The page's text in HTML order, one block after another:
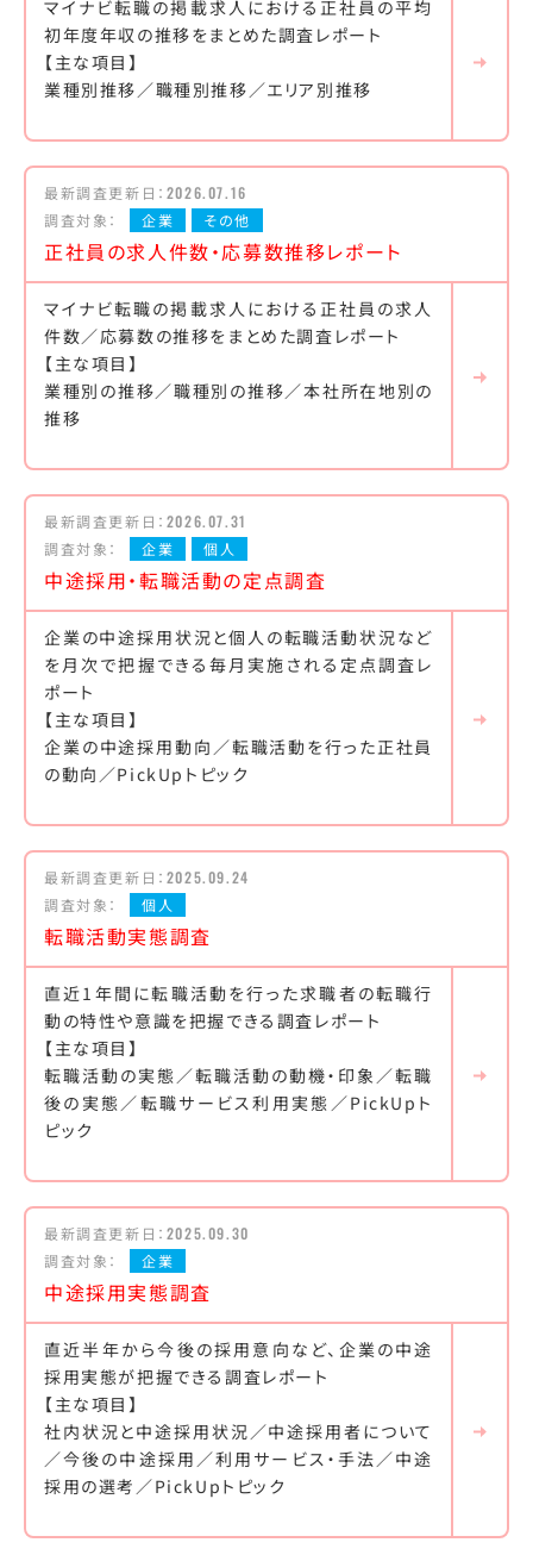
マイナビ転職の掲載求人における正社員の平均
初年度年収の推移をまとめた調査レポート
【主な項目】
業種別推移／職種別推移／エリア別推移
最新調査更新日： 2026.07.16
調査対象：
企業 その他
正社員の求人件数・応募数推移レポート
マイナビ転職の掲載求人における正社員の求人
件数／応募数の推移をまとめた調査レポート
【主な項目】
業種別の推移／職種別の推移／本社所在地別の
推移
最新調査更新日： 2026.07.31
調査対象：
企業 個人
中途採用・転職活動の定点調査
企業の中途採用状況と個人の転職活動状況など
を月次で把握できる毎月実施される定点調査レ
ポート
【主な項目】
企業の中途採用動向／転職活動を行った正社員
の動向／PickUpトピック
最新調査更新日： 2025.09.24
調査対象：
個人
転職活動実態調査
直近1年間に転職活動を行った求職者の転職行
動の特性や意識を把握できる調査レポート
【主な項目】
転職活動の実態／転職活動の動機・印象／転職
後の実態／転職サービス利用実態／PickUpト
ピック
最新調査更新日： 2025.09.30
調査対象：
企業
中途採用実態調査
直近半年から今後の採用意向など、企業の中途
採用実態が把握できる調査レポート
【主な項目】
社内状況と中途採用状況／中途採用者について
／今後の中途採用／利用サービス・手法／中途
採用の選考／PickUpトピック